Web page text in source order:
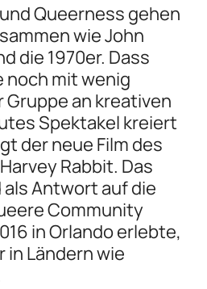
Queerness gehen
wie John
die 1970er. Dass
mit wenig
an kreativen
Spektakel kreiert
der neue Film des
Rabbit. Das
Antwort auf die
Community
in Orlando erlebte,
in Ländern wie